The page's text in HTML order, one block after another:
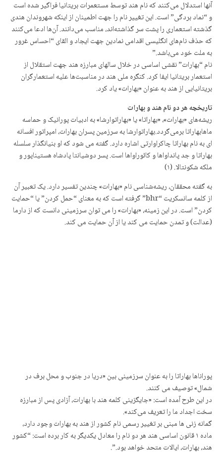
آنها استدلال می‌کنند که نام هند توسط مستعمرات بریتانیا فراگیر شده است
و “نماد بردگی” است. این تغییر نام را جهت اطمینان از اینکه شهروندان هندی
گذشته استعماری را پشت سر گذاشتەاند، مناسب می‌دانند. آن‌ها ادعا می‌کنند
که حذف نام‌های انگلیسی اقدامی نمادین جهت ایجاد و القای “احساس غرور
به ملت خود می‌باشد.”
نام “بهارات” نقشی اساسی در خلال سالهای مبارزه هند جهت استقلال از
استعمار بریتانیا ایفا کرد. کنگره ملی هند در مناسبت‌ها علیه استعمارگران
بریتانیایی از هند به عنوان «بهارات» یاد کرد.
تاریخچه هر دو نام هند و بهارات
ریشه‌های «بهارات»، «بهاراتا» یا «بهاراتوارشا» به ادبیات پورانیک و حماسه
ماهابهاراتا برمی‌گردد.بهاراتوارشا به سرزمین پسران بهارات، امپراتور افسانه
ای به نام بهاراتا چاکراوارتی اشاره دارد. گفته می شود که او بنیانگذار سلسله
بهاراتا و جد پانداواها و کائوراواها است. پسر دوشیانتا پادشاه هستیناپور و
ملکه شکونتالا. (١)
به گفته محققان، ریشه‌شناسی نام «بهارات» چندین تفسیر دارد. یک تعبیر آن
از کلمه سانسکریت “bhr” گرفته است که به معنای “حمل کردن” یا “حمایت
کردن” است. در این زمینه، «بهارات» را می توان سرزمینی دانست که از دارما
(عدالت) و تمدن حمایت می کند یا از آن حمایت می کند.
پوراناها بهاراتا را به عنوان سرزمینی بین «دریا در جنوب و محل برف در
شمال» توصیف می کنند.
در این طرح آمده است: «جایگزینی کلمه هند با بهارات، آزادی پس از مبارزه
سخت اجداد ما را تعریف می‌کند».
گمانه زنی ها مبنی بر تغییر رسمی نام کشور از هند به بهارات وجود دارد،
ماده ۱ قانون اساسی هند هر دو نام را معادل یکدیگر به کار بردە است: “کشور
هند، بهارات، ایالات متحد خواهد بود.”.